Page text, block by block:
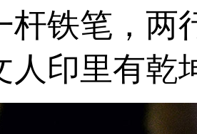
杆铁笔，两
人印里有乾